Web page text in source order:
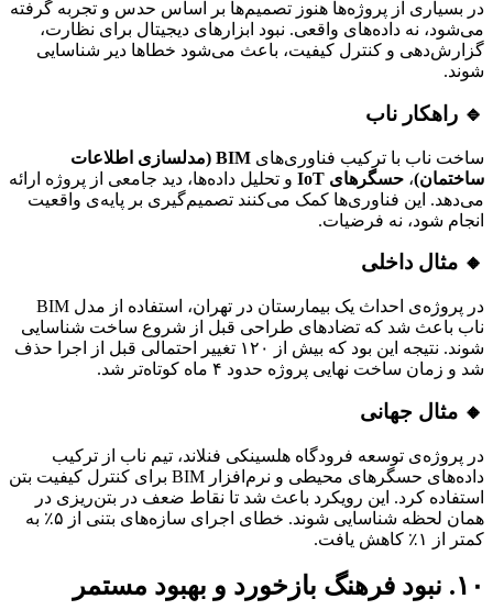
در بسیاری از پروژه‌ها هنوز تصمیم‌ها بر اساس حدس و تجربه گرفته
می‌شود، نه داده‌های واقعی. نبود ابزارهای دیجیتال برای نظارت،
گزارش‌دهی و کنترل کیفیت، باعث می‌شود خطاها دیر شناسایی
شوند.
🔹 راهکار ناب
ساخت ناب با ترکیب فناوری‌های
BIM (مدلسازی اطلاعات
ساختمان)، حسگرهای IoT
و تحلیل داده‌ها، دید جامعی از پروژه ارائه
می‌دهد. این فناوری‌ها کمک می‌کنند تصمیم‌گیری بر پایه‌ی واقعیت
انجام شود، نه فرضیات.
🔸 مثال داخلی
در پروژه‌ی احداث یک بیمارستان در تهران، استفاده از مدل BIM
ناب باعث شد که تضادهای طراحی قبل از شروع ساخت شناسایی
شوند. نتیجه این بود که بیش از ۱۲۰ تغییر احتمالی قبل از اجرا حذف
شد و زمان ساخت نهایی پروژه حدود ۴ ماه کوتاه‌تر شد.
🔸 مثال جهانی
در پروژه‌ی توسعه فرودگاه هلسینکی فنلاند، تیم ناب از ترکیب
داده‌های حسگرهای محیطی و نرم‌افزار BIM برای کنترل کیفیت بتن
استفاده کرد. این رویکرد باعث شد تا نقاط ضعف در بتن‌ریزی در
همان لحظه شناسایی شوند. خطای اجرای سازه‌های بتنی از ۵٪ به
کمتر از ۱٪ کاهش یافت.
۱۰. نبود فرهنگ بازخورد و بهبود مستمر